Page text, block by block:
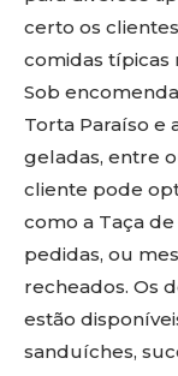
certo os
comidas típicas
Sob
Torta Paraíso e
geladas, entre
cliente pode
como a Taça
pedidas, ou
recheados. Os
estão
sanduíches,